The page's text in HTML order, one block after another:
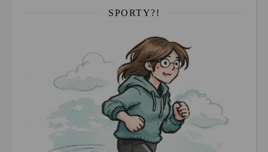
SPORTY?!